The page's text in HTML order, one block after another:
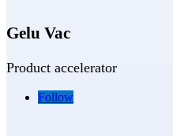
Gelu Vac
Product accelerator
Follow